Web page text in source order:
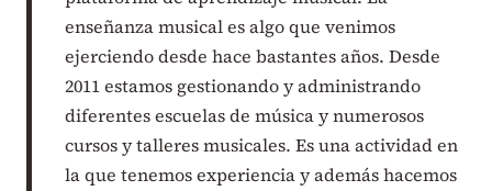
enseñanza musical es algo que venimos
ejerciendo desde hace bastantes años. Desde
2011 estamos gestionando y administrando
diferentes escuelas de música y numerosos
cursos y talleres musicales. Es una actividad en
la que tenemos experiencia y además hacemos